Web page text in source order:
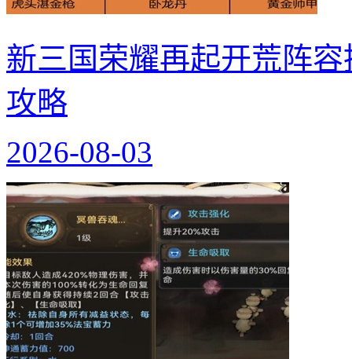
新三国荣耀再起开荒阵
攻略
2026-08-03